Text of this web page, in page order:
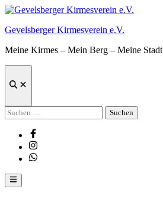
Zum
springen
Gevelsberger Kirmesverein e.V.
Meine Kirmes – Mein Berg – Meine Stadt
Suche
Suchen
nach:
Facebook
Instagram
Whatsapp
Hauptmenü